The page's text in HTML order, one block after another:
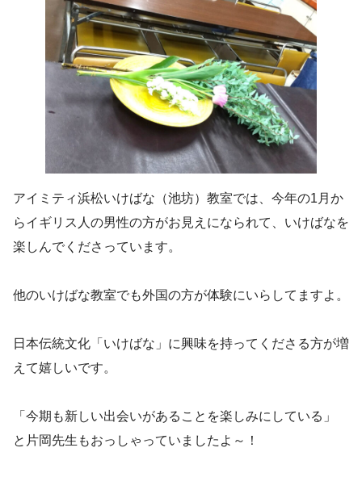
アイミティ浜松いけばな（池坊）教室では、今年の1月か
らイギリス人の男性の方がお見えになられて、いけばなを
楽しんでくださっています。
他のいけばな教室でも外国の方が体験にいらしてますよ。
日本伝統文化「いけばな」に興味を持ってくださる方が増
えて嬉しいです。
「今期も新しい出会いがあることを楽しみにしている」
と片岡先生もおっしゃっていましたよ～！